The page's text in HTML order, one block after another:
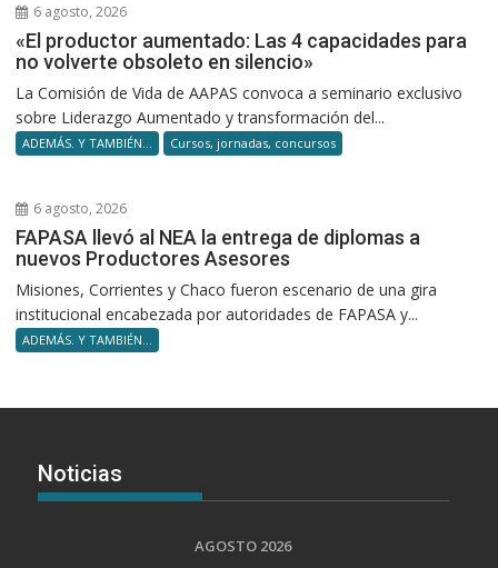
6 agosto, 2026
«El productor aumentado: Las 4 capacidades para
no volverte obsoleto en silencio»
La Comisión de Vida de AAPAS convoca a seminario exclusivo
sobre Liderazgo Aumentado y transformación del...
ADEMÁS. Y TAMBIÉN... Cursos, jornadas, concursos
6 agosto, 2026
FAPASA llevó al NEA la entrega de diplomas a
nuevos Productores Asesores
Misiones, Corrientes y Chaco fueron escenario de una gira
institucional encabezada por autoridades de FAPASA y...
ADEMÁS. Y TAMBIÉN...
Noticias
AGOSTO 2026